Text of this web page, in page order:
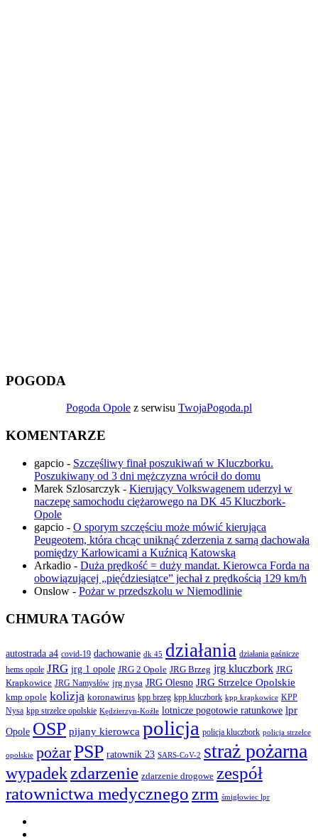
POGODA
Pogoda Opole z serwisu TwojaPogoda.pl
KOMENTARZE
gapcio - Szczęśliwy finał poszukiwań w Kluczborku.
Poszukiwany od 3 dni mężczyzna wrócił do domu
Marek Szlosarczyk - Kierujący Volkswagenem uderzył w
naczepę samochodu ciężarowego na DK 45 Kluczbork-
Opole
gapcio - O sporym szczęściu może mówić kierująca
Peugeotem, która chcąc uniknąć zderzenia z sarną dachowała
pomiędzy Karłowicami a Kuźnicą Katowską
Arkadio - Duża prędkość = duży mandat. Kierowca Forda na
obowiązującej „pięćdziesiątce” jechał z prędkością 129 km/h
Onslow - Pożar w przedszkolu w Niemodlinie
CHMURA TAGÓW
autostrada a4 covid-19 dachowanie dk 45 działania działania gaśnicze
hems opole JRG jrg 1 opole JRG 2 Opole JRG Brzeg jrg kluczbork JRG
Krapkowice JRG Namysłów jrg nysa JRG Olesno JRG Strzelce Opolskie
kmp opole kolizja koronawirus kpp brzeg kpp kluczbork kpp krapkowice KPP
Nysa kpp strzelce opolskie Kędzierzyn-Koźle lotnicze pogotowie ratunkowe lpr
Opole OSP pijany kierowca policja policja kluczbork policja strzelce
opolskie pożarPSP ratownik 23 SARS-CoV-2 straż pożarna
wypadekzdarzenie zdarzenie drogowe zespół
ratownictwa medycznegozrm śmigłowiec lpr